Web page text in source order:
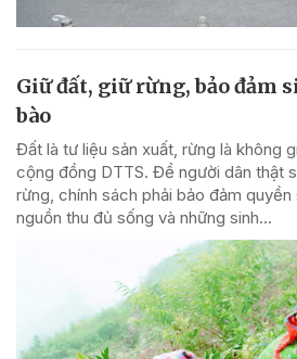
Giữ đất, giữ rừng, bảo đảm
bào
Đất là tư liệu sản xuất, rừng là không
cộng đồng DTTS. Để người dân thật
rừng, chính sách phải bảo đảm
nguồn thu đủ sống và những sinh...